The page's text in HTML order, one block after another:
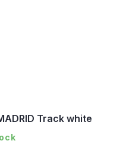
Track white